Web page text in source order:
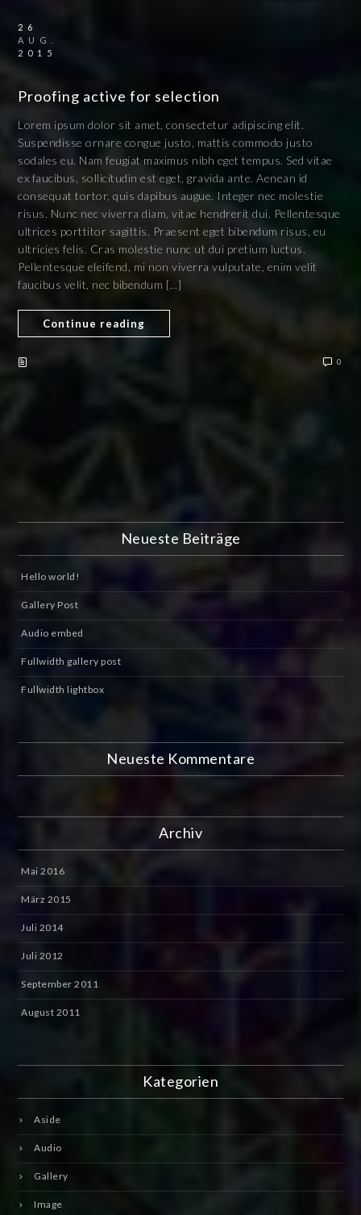
26
AUG.
2015
Proofing active for selection
Lorem ipsum dolor sit amet, consectetur adipiscing elit.
Suspendisse ornare congue justo, mattis commodo justo
sodales eu. Nam feugiat maximus nibh eget tempus. Sed vitae
ex faucibus, sollicitudin est eget, gravida ante. Aenean id
consequat tortor, quis dapibus augue. Integer nec molestie
risus. Nunc nec viverra diam, vitae hendrerit dui. Pellentesque
ultrices porttitor sagittis. Praesent eget bibendum risus, eu
ultricies felis. Cras molestie nunc ut dui pretium luctus.
Pellentesque eleifend, mi non viverra vulputate, enim velit
faucibus velit, nec bibendum […]
Continue reading
0
Neueste Beiträge
Hello world!
Gallery Post
Audio embed
Fullwidth gallery post
Fullwidth lightbox
Neueste Kommentare
Archiv
Mai 2016
März 2015
Juli 2014
Juli 2012
September 2011
August 2011
Kategorien
Aside
Audio
Gallery
Image